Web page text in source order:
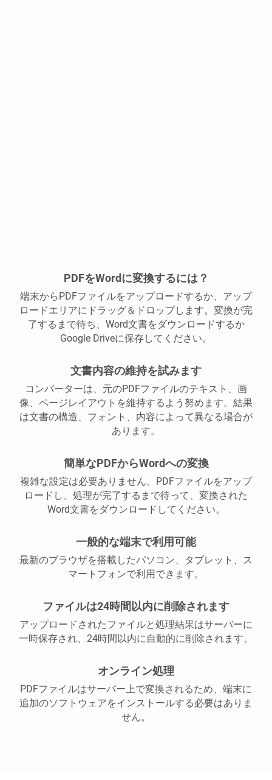
PDFをWordに変換するには？
端末からPDFファイルをアップロードするか、アップ
ロードエリアにドラッグ＆ドロップします。変換が完
了するまで待ち、Word文書をダウンロードするか
Google Driveに保存してください。
文書内容の維持を試みます
コンバーターは、元のPDFファイルのテキスト、画
像、ページレイアウトを維持するよう努めます。結果
は文書の構造、フォント、内容によって異なる場合が
あります。
簡単なPDFからWordへの変換
複雑な設定は必要ありません。PDFファイルをアップ
ロードし、処理が完了するまで待って、変換された
Word文書をダウンロードしてください。
一般的な端末で利用可能
最新のブラウザを搭載したパソコン、タブレット、ス
マートフォンで利用できます。
ファイルは24時間以内に削除されます
アップロードされたファイルと処理結果はサーバーに
一時保存され、24時間以内に自動的に削除されます。
オンライン処理
PDFファイルはサーバー上で変換されるため、端末に
追加のソフトウェアをインストールする必要はありま
せん。